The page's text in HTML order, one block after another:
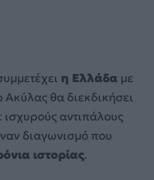
η Ελλάδα με
Aκύλας θα διεκδικήσει
αντιπάλους
διαγωνισμό που
ιστορίας.